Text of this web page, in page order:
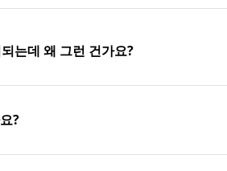
는데 왜 그런 건가요?
?